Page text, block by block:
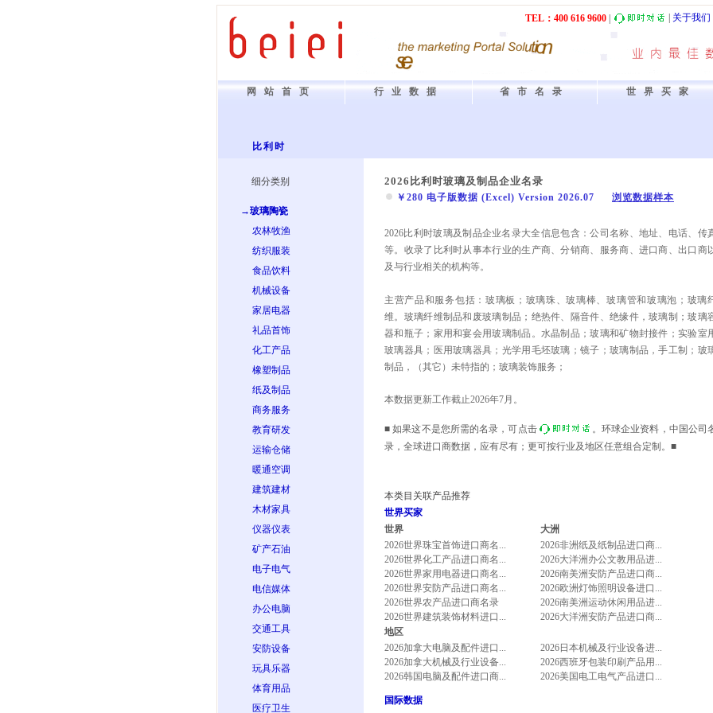
关于我们
TEL：400 616 9600
网站首页 行业数据 省市名录 世界买家
比利时
细分类别
→玻璃陶瓷
农林牧渔
纺织服装
食品饮料
机械设备
家居电器
礼品首饰
化工产品
橡塑制品
纸及制品
商务服务
教育研发
运输仓储
暖通空调
建筑建材
木材家具
仪器仪表
矿产石油
电子电气
电信媒体
办公电脑
交通工具
安防设备
玩具乐器
体育用品
医疗卫生
2026比利时玻璃及制品企业名录
￥280 电子版数据 (Excel) Version 2026.07 浏览数据样本
2026比利时玻璃及制品企业名录大全信息包含：公司名称、地址、电话、传
等。收录了比利时从事本行业的生产商、分销商、服务商、进口商、出口商
及与行业相关的机构等。
主营产品和服务包括：玻璃板；玻璃珠、玻璃棒、玻璃管和玻璃泡；玻璃
维。玻璃纤维制品和废玻璃制品；绝热件、隔音件、绝缘件，玻璃制；玻璃
器和瓶子；家用和宴会用玻璃制品。水晶制品；玻璃和矿物封接件；实验室
玻璃器具；医用玻璃器具；光学用毛坯玻璃；镜子；玻璃制品，手工制；玻
制品，（其它）未特指的；玻璃装饰服务；
本数据更新工作截止2026年7月。
■ 如果这不是您所需的名录，可点击
。环球企业资料，中国公司
录，全球进口商数据，应有尽有；更可按行业及地区任意组合定制。■
本类目关联产品推荐
世界买家
世界
2026世界珠宝首饰进口商名...
2026世界化工产品进口商名...
2026世界家用电器进口商名...
2026世界安防产品进口商名...
2026世界农产品进口商名录
2026世界建筑装饰材料进口...
大洲
2026非洲纸及纸制品进口商...
2026大洋洲办公文教用品进...
2026南美洲安防产品进口商...
2026欧洲灯饰照明设备进口...
2026南美洲运动休闲用品进...
2026大洋洲安防产品进口商...
地区
2026加拿大电脑及配件进口...
2026日本机械及行业设备进...
2026加拿大机械及行业设备...
2026西班牙包装印刷产品用...
2026韩国电脑及配件进口商...
2026美国电工电气产品进口...
国际数据